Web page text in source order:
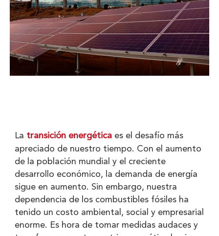
La transición energética es el desafío más
apreciado de nuestro tiempo. Con el aumento
de la población mundial y el creciente
desarrollo económico, la demanda de energía
sigue en aumento. Sin embargo, nuestra
dependencia de los combustibles fósiles ha
tenido un costo ambiental, social y empresarial
enorme. Es hora de tomar medidas audaces y